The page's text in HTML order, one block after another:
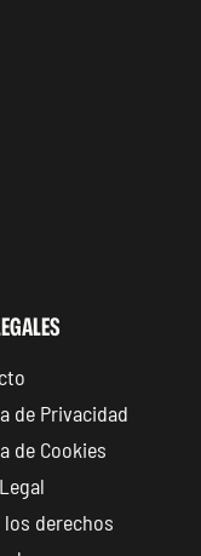
de Privacidad
de Cookies
los derechos